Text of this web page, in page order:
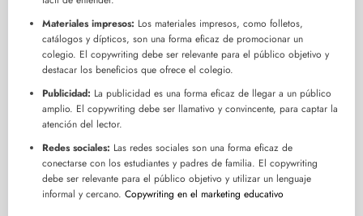
Materiales impresos: Los materiales impresos, como folletos,
catálogos y dípticos, son una forma eficaz de promocionar un
colegio. El copywriting debe ser relevante para el público objetivo y
destacar los beneficios que ofrece el colegio.
Publicidad: La publicidad es una forma eficaz de llegar a un público
amplio. El copywriting debe ser llamativo y convincente, para captar la
atención del lector.
Redes sociales: Las redes sociales son una forma eficaz de
conectarse con los estudiantes y padres de familia. El copywriting
debe ser relevante para el público objetivo y utilizar un lenguaje
informal y cercano. Copywriting en el marketing educativo